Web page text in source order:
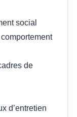
social
de
d’entretien